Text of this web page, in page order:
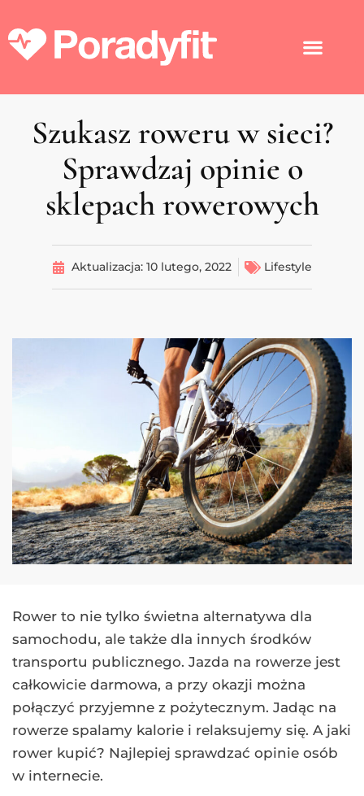
Szukasz roweru w sieci?
Sprawdzaj opinie o
sklepach rowerowych
Aktualizacja: 10 lutego, 2022 Lifestyle
Rower to nie tylko świetna alternatywa dla
samochodu, ale także dla innych środków
transportu publicznego. Jazda na rowerze jest
całkowicie darmowa, a przy okazji można
połączyć przyjemne z pożytecznym. Jadąc na
rowerze spalamy kalorie i relaksujemy się. A jaki
rower kupić? Najlepiej sprawdzać opinie osób
w internecie.